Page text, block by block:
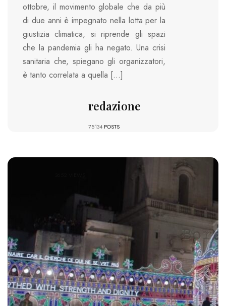
ottobre, il movimento globale che da più
di due anni è impegnato nella lotta per la
giustizia climatica, si riprende gli spazi
che la pandemia gli ha negato. Una crisi
sanitaria che, spiegano gli organizzatori,
è tanto correlata a quella […]
redazione
75134 POSTS